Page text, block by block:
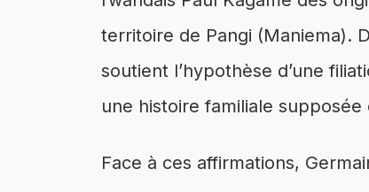
territoire de Pangi (Maniema).
soutient l’hypothèse d’une
une histoire familiale
Face à ces affirmations,